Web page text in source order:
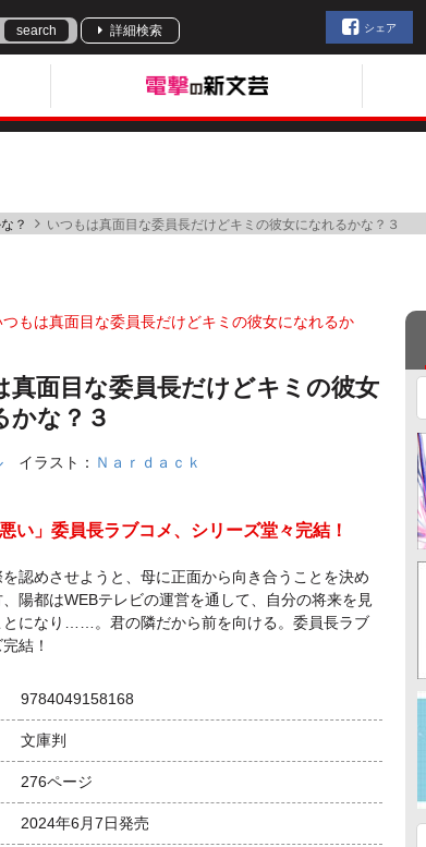
search 詳細検索 シェア
？ いつもは真面目な委員長だけどキミの彼女になれるかな？３
つもは真面目な委員長だけどキミの彼女になれるか
真面目な委員長だけどキミの彼女
かな？３
イラスト： Ｎａｒｄａｃｋ
悪い」委員長ラブコメ、シリーズ堂々完結！
認めさせようと、母に正面から向き合うことを決め
陽都はWEBテレビの運営を通して、自分の将来を見
とになり……。君の隣だから前を向ける。委員長ラブ
結！
9784049158168
文庫判
276ページ
2024年6月7日発売